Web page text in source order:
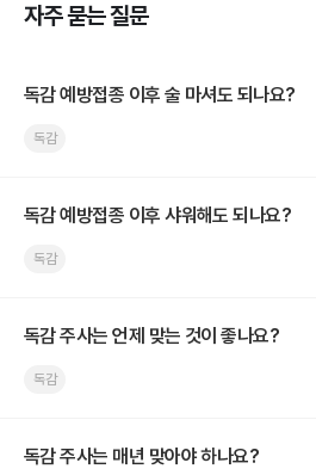
자주 묻는 질문
독감 예방접종 이후 술 마셔도 되나요?
독감
독감 예방접종 이후 샤워해도 되나요?
독감
독감 주사는 언제 맞는 것이 좋나요?
독감
독감 주사는 매년 맞아야 하나요?